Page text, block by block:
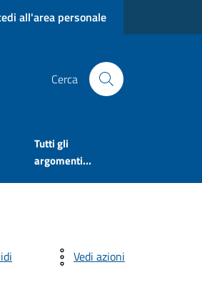
all'area personale
Cerca
Tutti gli
argomenti...
Vedi azioni